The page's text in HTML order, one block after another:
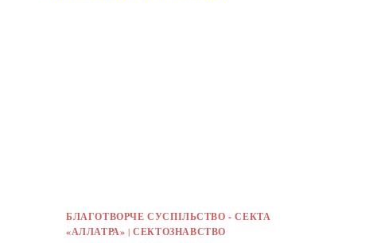
БЛАГОТВОРЧЕ СУСПІЛЬСТВО - СЕКТА
«АЛЛАТРА» |СЕКТОЗНАВСТВО